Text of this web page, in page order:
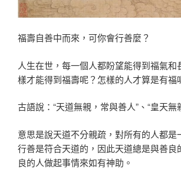
福壽自善中而來，可你會行善麼？
人生在世，每一個人都盼望能得到福氣和
樣才能得到福壽呢？怎樣的人才算是有福
古語說：“天道無親，常與善人”、“皇天無
意思是說天道不分親疏，對所有的人都是
行善是符合天道的，因此天道總是與善良
良的人做起事情來如有神助。